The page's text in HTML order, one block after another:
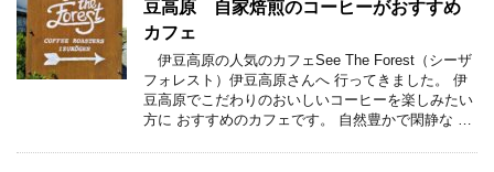
豆高原 自家焙煎のコーヒーがおすすめ
カフェ
伊豆高原の人気のカフェSee The Forest（シーザ
フォレスト）伊豆高原さんへ 行ってきました。 伊
豆高原でこだわりのおいしいコーヒーを楽しみたい
方に おすすめのカフェです。 自然豊かで閑静な …